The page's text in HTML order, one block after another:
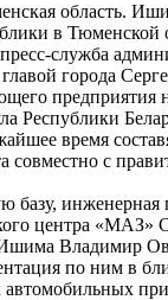
область.
в
служба
города
предприятия
Республики
время
совместно с
базу,
центра «МАЗ»
Владимир
по ним в